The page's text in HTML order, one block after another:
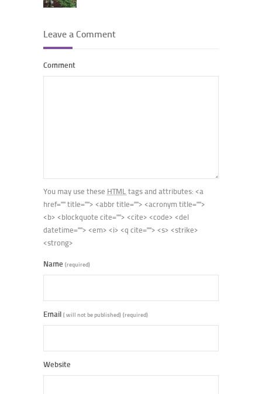
Leave a Comment
Comment
You may use these HTML tags and attributes: <a
href="" title=""> <abbr title=""> <acronym title="">
<b> <blockquote cite=""> <cite> <code> <del
datetime=""> <em> <i> <q cite=""> <s> <strike>
<strong>
Name (required)
Email ( will not be published) (required)
Website